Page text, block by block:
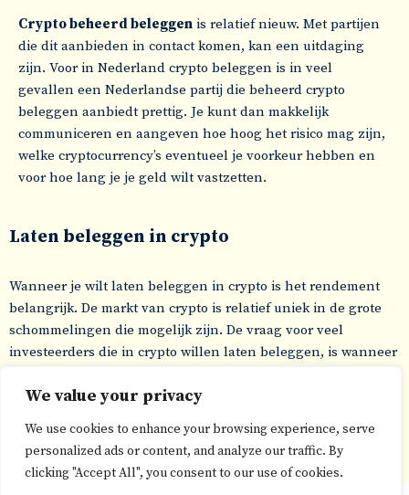
We value your privacy
We use cookies to enhance your browsing experience, serve
personalized ads or content, and analyze our traffic. By
clicking "Accept All", you consent to our use of cookies.
Crypto beheerd beleggen is relatief nieuw. Met partijen
die dit aanbieden in contact komen, kan een uitdaging
zijn. Voor in Nederland crypto beleggen is in veel
gevallen een Nederlandse partij die beheerd crypto
beleggen aanbiedt prettig. Je kunt dan makkelijk
communiceren en aangeven hoe hoog het risico mag zijn,
welke cryptocurrency’s eventueel je voorkeur hebben en
voor hoe lang je je geld wilt vastzetten.
Laten beleggen in crypto
Wanneer je wilt laten beleggen in crypto is het rendement
belangrijk. De markt van crypto is relatief uniek in de grote
schommelingen die mogelijk zijn. De vraag voor veel
investeerders die in crypto willen laten beleggen, is wanneer
vertellen en de markt voor jou in de gaten houden. Zoek